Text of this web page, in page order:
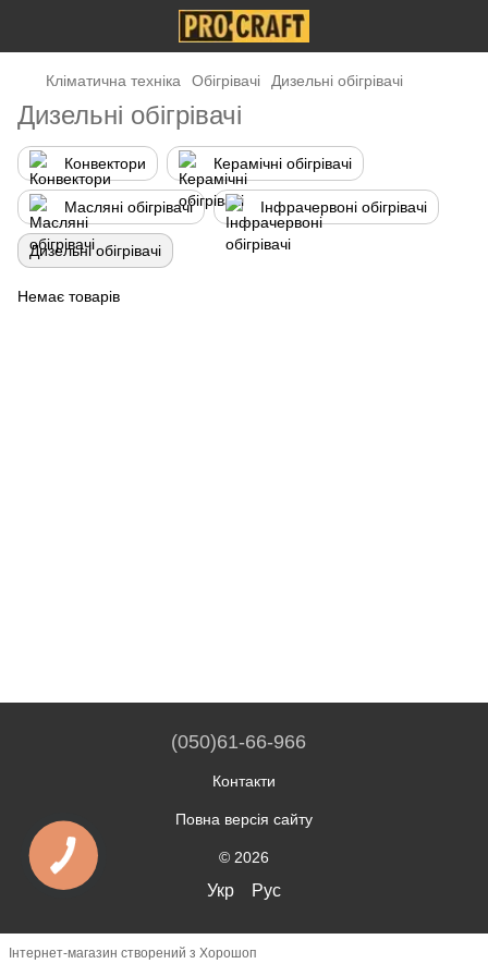
Кліматична техніка Обігрівачі Дизельні обігрівачі
Дизельні обігрівачі
Конвектори Керамічні обігрівачі
Масляні обігрівачі Інфрачервоні обігрівачі
Дизельні обігрівачі
Немає товарів
(050)61-66-966
Контакти
Повна версія сайту
© 2026
Укр Рус
Інтернет-магазин створений з Хорошоп